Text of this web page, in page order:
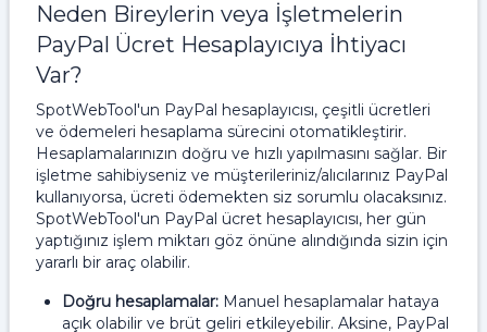
Neden Bireylerin veya İşletmelerin
PayPal Ücret Hesaplayıcıya İhtiyacı
Var?
SpotWebTool'un PayPal hesaplayıcısı, çeşitli ücretleri
ve ödemeleri hesaplama sürecini otomatikleştirir.
Hesaplamalarınızın doğru ve hızlı yapılmasını sağlar. Bir
işletme sahibiyseniz ve müşterileriniz/alıcılarınız PayPal
kullanıyorsa, ücreti ödemekten siz sorumlu olacaksınız.
SpotWebTool'un PayPal ücret hesaplayıcısı, her gün
yaptığınız işlem miktarı göz önüne alındığında sizin için
yararlı bir araç olabilir.
Doğru hesaplamalar: Manuel hesaplamalar hataya
açık olabilir ve brüt geliri etkileyebilir. Aksine, PayPal